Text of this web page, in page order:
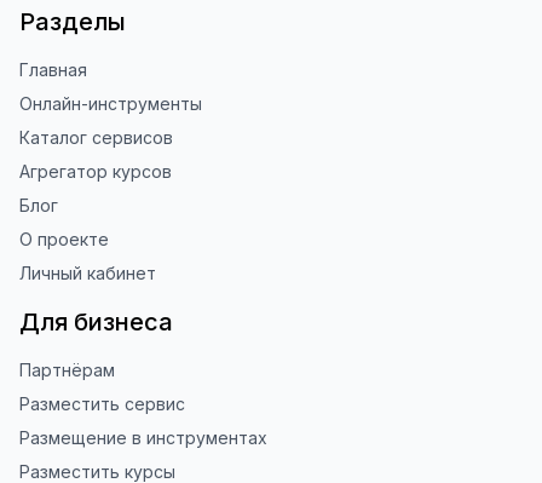
Разделы
Главная
Онлайн-инструменты
Каталог сервисов
Агрегатор курсов
Блог
О проекте
Личный кабинет
Для бизнеса
Партнёрам
Разместить сервис
Размещение в инструментах
Разместить курсы